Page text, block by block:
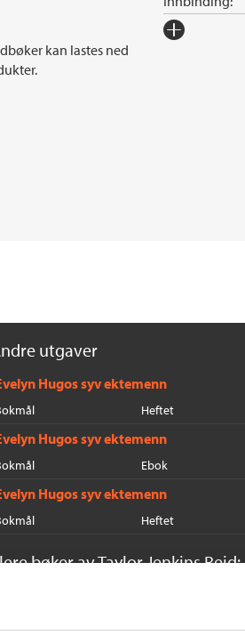
kan lastes ned
Forlag:
utgaver
Hugos syv ektemenn
Heftet
Hugos syv ektemenn
Ebok
Hugos syv ektemenn
Heftet
bøker av Taylor Jenkins Reid:
Daisy